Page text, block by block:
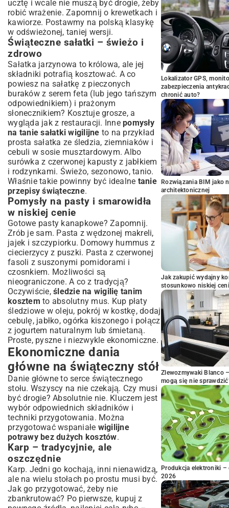
ucztę i wcale nie muszą być drogie, żeby
robić wrażenie. Zapomnij o krewetkach i
kawiorze. Postawmy na polską klasykę
w odświeżonej, taniej wersji.
Świąteczne sałatki – świeżo i
zdrowo
Sałatka jarzynowa to królowa, ale jej
składniki potrafią kosztować. A co
powiesz na sałatkę z pieczonych
buraków z serem feta (lub jego tańszym
odpowiednikiem) i prażonym
słonecznikiem? Kosztuje grosze, a
wygląda jak z restauracji. Inne pomysły
na tanie sałatki wigilijne to na przykład
prosta sałatka ze śledzia, ziemniaków i
cebuli w sosie musztardowym. Albo
surówka z czerwonej kapusty z jabłkiem
i rodzynkami. Świeżo, sezonowo, tanio.
Właśnie takie powinny być idealne tanie
przepisy świąteczne.
Pomysły na pasty i smarowidła
w niskiej cenie
Gotowe pasty kanapkowe? Zapomnij.
Zrób je sam. Pasta z wędzonej makreli,
jajek i szczypiorku. Domowy hummus z
ciecierzycy z puszki. Pasta z czerwonej
fasoli z suszonymi pomidorami i
czosnkiem. Możliwości są
nieograniczone. A co z tradycją?
Oczywiście, śledzie na wigilię tanim
kosztem to absolutny mus. Kup płaty
śledziowe w oleju, pokrój w kostkę, dodaj
cebulę, jabłko, ogórka kiszonego i połącz
z jogurtem naturalnym lub śmietaną.
Proste, pyszne i niezwykle ekonomiczne.
Ekonomiczne dania
główne na świąteczny stół
Danie główne to serce świątecznego
stołu. Wszyscy na nie czekają. Czy musi
być drogie? Absolutnie nie. Kluczem jest
wybór odpowiednich składników i
techniki przygotowania. Można
przygotować wspaniałe wigilijne
potrawy bez dużych kosztów.
Karp – tradycyjnie, ale
oszczędnie
Karp. Jedni go kochają, inni nienawidzą,
ale na wielu stołach po prostu musi być.
Jak go przygotować, żeby nie
zbankrutować? Po pierwsze, kupuj z
Lokalizator GPS,
zabezpieczenia
chronić auto?
Rozwiązania BIM jako
architektonicznej
Jak zakupić wydajny
stosunkowo niskiej
Zlewozmywaki Blanco
mogą się nie
Produkcja elektroniki –
2026